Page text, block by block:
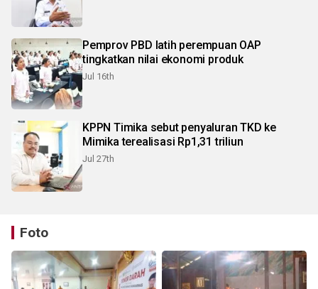
Pemprov PBD latih perempuan OAP
tingkatkan nilai ekonomi produk
Jul 16th
KPPN Timika sebut penyaluran TKD ke
Mimika terealisasi Rp1,31 triliun
Jul 27th
Foto